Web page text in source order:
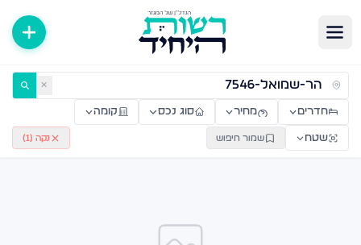
דירות למכירה ולהשכרה — רשות היחיד ✕
חדרים מחיר סוג נכס קומה
שטח שמור חיפוש נקה ( 1
)